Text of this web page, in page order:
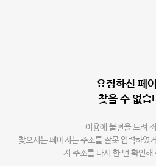
요청하신 페
찾을 수 없습
이용에 불편을 드려
찾으시는 페이지는 주소를 잘못 입력하였
지 주소를 다시 한 번 확인해